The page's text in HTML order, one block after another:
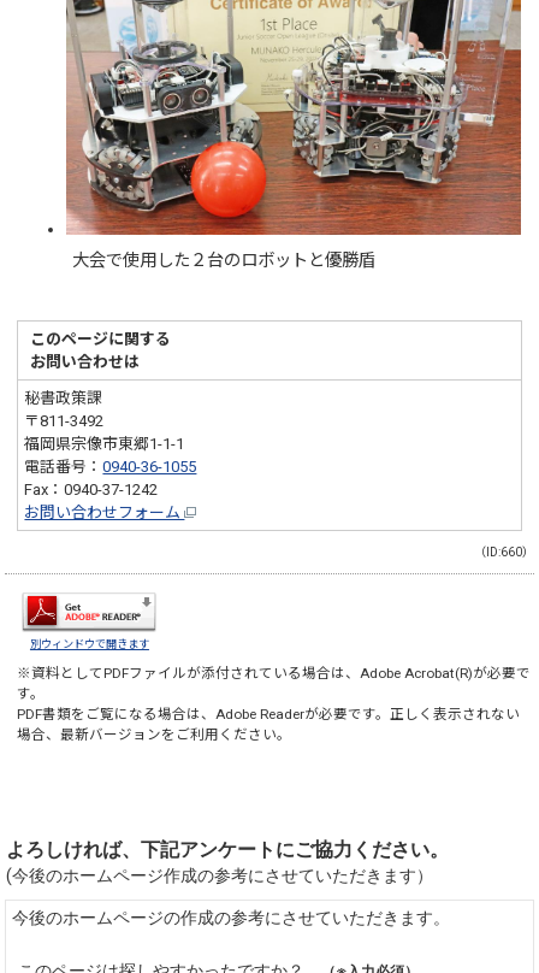
大会で使用した２台のロボットと優勝盾
このページに関する
お問い合わせは
秘書政策課
〒811-3492
福岡県宗像市東郷1-1-1
電話番号：0940-36-1055
Fax：0940-37-1242
お問い合わせフォーム
（ID:660）
別ウィンドウで開きます
※資料としてPDFファイルが添付されている場合は、Adobe Acrobat(R)が必要で
す。
PDF書類をご覧になる場合は、Adobe Readerが必要です。正しく表示されない
場合、最新バージョンをご利用ください。